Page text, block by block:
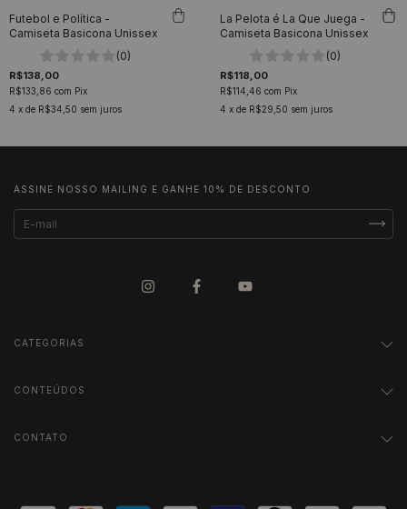
Futebol e Política -
Camiseta Basicona Unissex
(0)
R$138,00
R$133,86 com Pix
4 x de R$34,50 sem juros
La Pelota é La Que Juega -
Camiseta Basicona Unissex
(0)
R$118,00
R$114,46 com Pix
4 x de R$29,50 sem juros
ASSINE NOSSO MAILING E GANHE 10% DE DESCONTO
CATEGORIAS
CONTEÚDOS
CONTATO